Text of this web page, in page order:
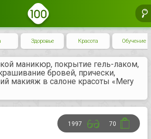
Здоровье Красота Обучение
маникюр, покрытие гель-лаком,
бровей, прически,
макияж в салоне красоты «Mery
1997 70